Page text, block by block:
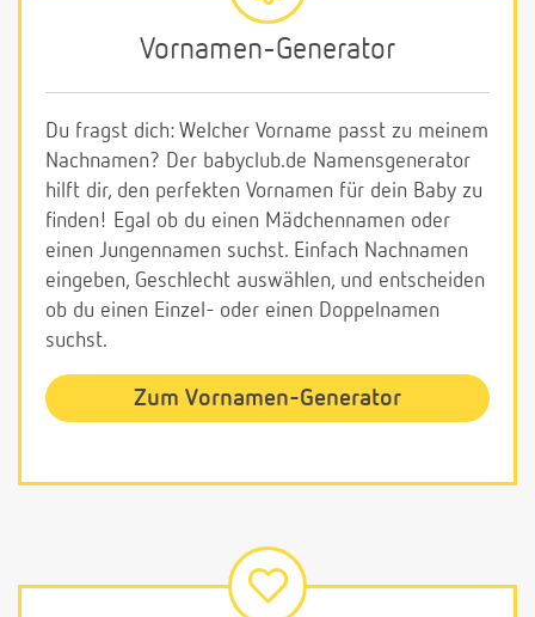
Vornamen-Generator
Du fragst dich: Welcher Vorname passt zu meinem
Nachnamen? Der babyclub.de Namensgenerator
hilft dir, den perfekten Vornamen für dein Baby zu
finden! Egal ob du einen Mädchennamen oder
einen Jungennamen suchst. Einfach Nachnamen
eingeben, Geschlecht auswählen, und entscheiden
ob du einen Einzel- oder einen Doppelnamen
suchst.
Zum Vornamen-Generator